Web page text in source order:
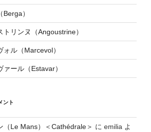
）
トリンヌ（Angoustrine）
ォル（Marcevol）
ァール（Estavar）
ント
（Le Mans）＜Cathédrale＞ に emiliaよ